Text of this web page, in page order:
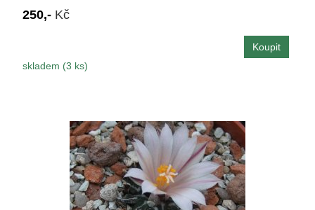
250,- Kč
skladem (3 ks)